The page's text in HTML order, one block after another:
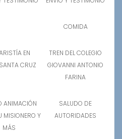
COMIDA
EN
CRUZ
TREN DEL COLEGIO
GIOVANNI ANTONIO
FARINA
ANIMACIÓN
MISIONERO Y
MÁS
SALUDO DE
AUTORIDADES